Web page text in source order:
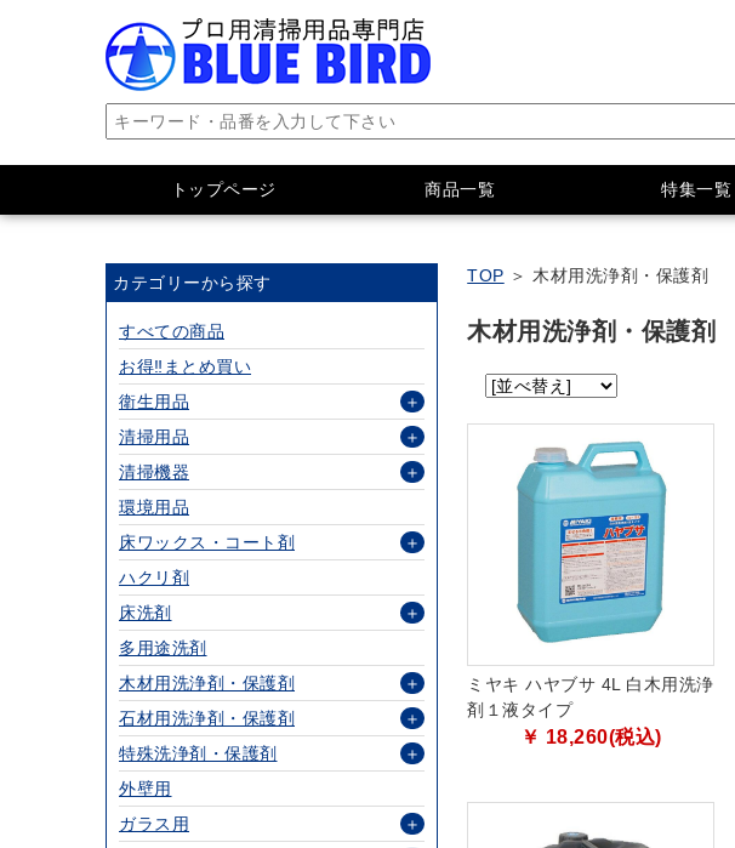
トップページ 商品一覧 特集一覧
カテゴリーから探す
すべての商品
お得‼まとめ買い
衛生用品
＋
清掃用品
＋
清掃機器
＋
環境用品
床ワックス・コート剤
＋
ハクリ剤
床洗剤
＋
多用途洗剤
木材用洗浄剤・保護剤
＋
石材用洗浄剤・保護剤
＋
特殊洗浄剤・保護剤
＋
外壁用
ガラス用
＋
TOP ＞ 木材用洗浄剤・保護剤
木材用洗浄剤・保護剤
ミヤキ ハヤブサ 4L 白木用洗浄
剤１液タイプ
￥ 18,260(税込)